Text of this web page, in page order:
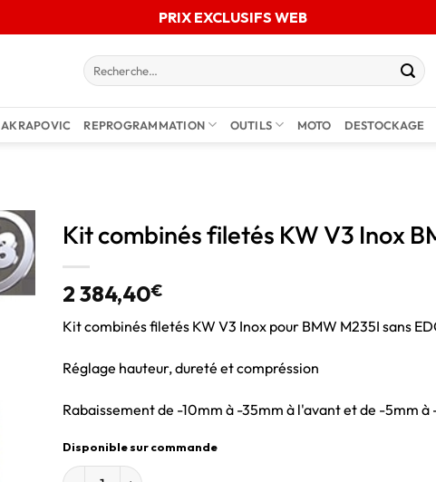
PRIX EXCLUSIFS WEB
AKRAPOVIC REPROGRAMMATION OUTILS MOTO DESTOCKAGE
Kit combinés filetés KW V3 Inox
2 384,40€
Kit combinés filetés KW V3 Inox pour BMW M235I sans
Réglage hauteur, dureté et compréssion
Rabaissement de -10mm à -35mm à l'avant et de -5mm
Disponible sur commande